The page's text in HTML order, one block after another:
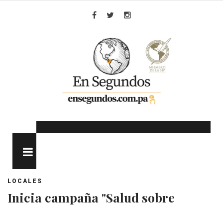
LOCALES
Inicia campaña "Salud sobre